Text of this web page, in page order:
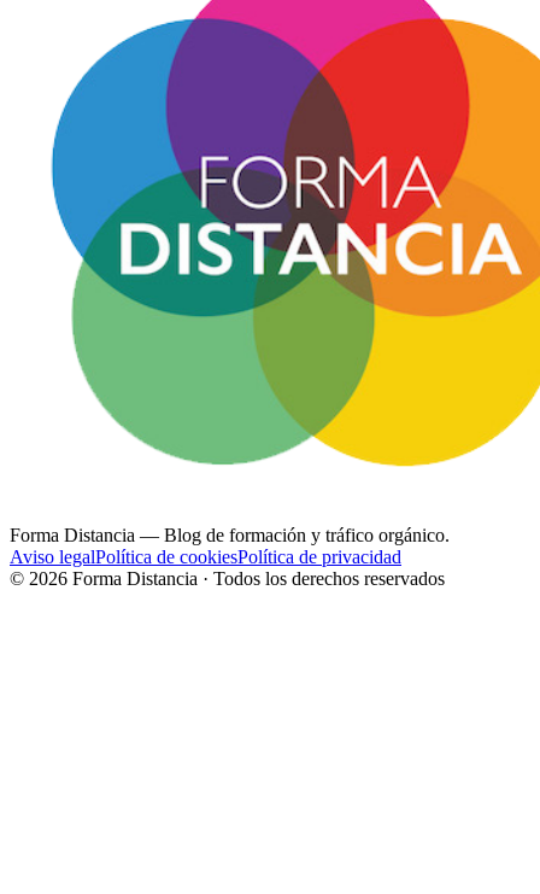
Forma Distancia — Blog de formación y tráfico orgánico.
Aviso legalPolítica de cookiesPolítica de privacidad
© 2026 Forma Distancia · Todos los derechos reservados